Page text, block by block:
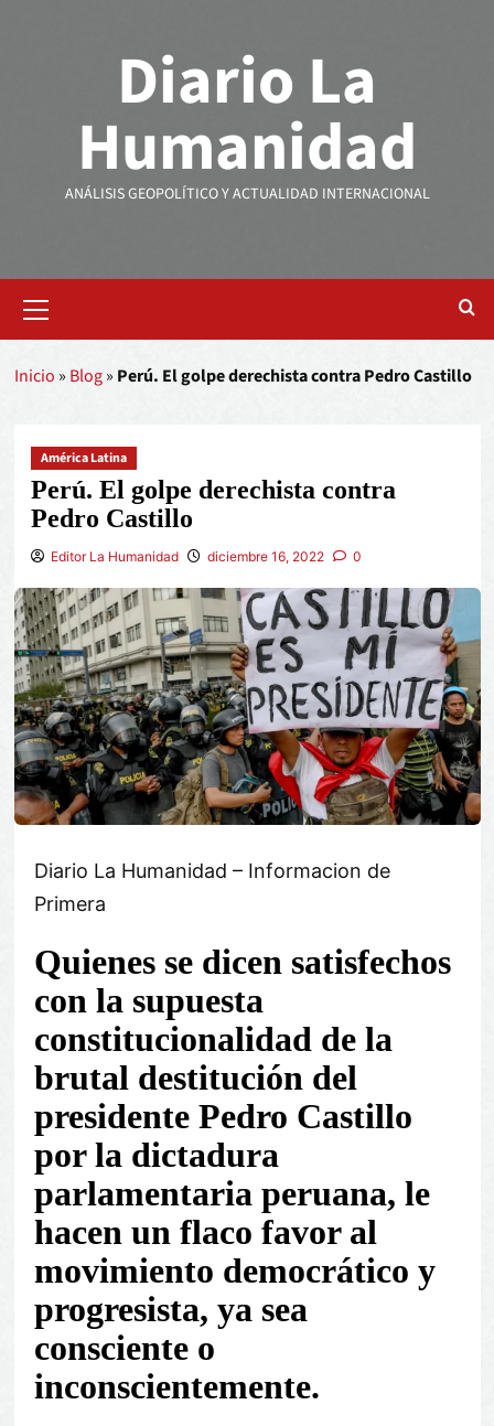
Diario La
Humanidad
ANÁLISIS GEOPOLÍTICO Y ACTUALIDAD INTERNACIONAL
Inicio » Blog» Perú. El golpe derechista contra Pedro Castillo
América Latina
Perú. El golpe derechista contra
Pedro Castillo
Editor La Humanidad diciembre 16, 2022 0
Diario La Humanidad – Informacion de
Primera
Quienes se dicen satisfechos
con la supuesta
constitucionalidad de la
brutal destitución del
presidente Pedro Castillo
por la dictadura
parlamentaria peruana, le
hacen un flaco favor al
movimiento democrático y
progresista, ya sea
consciente o
inconscientemente.